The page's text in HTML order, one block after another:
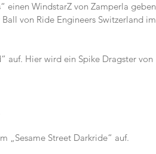
einen WindstarZ von Zamperla geben
von Ride Engineers Switzerland im
auf. Hier wird ein Spike Dragster von
„Sesame Street Darkride“ auf.